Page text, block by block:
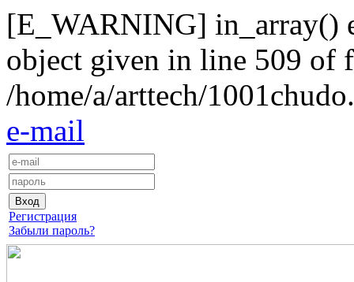
[E_WARNING] in_array()
object given in line 509 of
/home/a/arttech/
e-mail
Регистрация
Забыли пароль?